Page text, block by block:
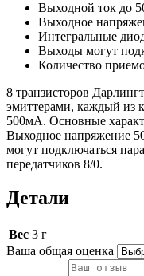
Выходной ток до
Выходное
Интегральные
Выходы могут
Количество
8 транзисторов
эмиттерами, каждый из
500мА. Основные
Выходное напряжение
могут подключаться
передатчиков 8/0.
Детали
Вес 3 г
Ваша общая оценка